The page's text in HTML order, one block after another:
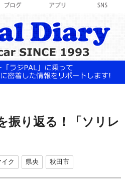
振り返る！「ソリレ
ク 県央 秋田市